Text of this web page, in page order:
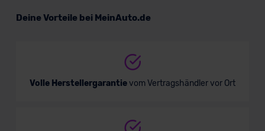
Deine Vorteile bei MeinAuto.de
Volle Herstellergarantievom Vertragshändler vor Ort